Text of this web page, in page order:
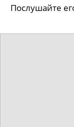
Послушайте